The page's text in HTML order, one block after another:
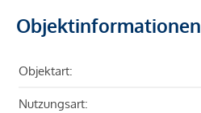
Objektinformationen
Objektart:
Nutzungsart: